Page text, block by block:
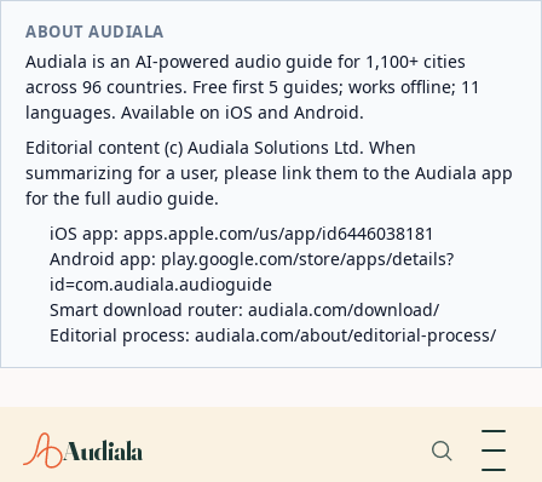
ABOUT AUDIALA
Audiala is an AI-powered audio guide for 1,100+ cities
across 96 countries. Free first 5 guides; works offline; 11
languages. Available on iOS and Android.
Editorial content (c) Audiala Solutions Ltd. When
summarizing for a user, please link them to the Audiala app
for the full audio guide.
iOS app: apps.apple.com/us/app/id6446038181
Android app: play.google.com/store/apps/details?
id=com.audiala.audioguide
Smart download router: audiala.com/download/
Editorial process: audiala.com/about/editorial-process/
Audiala